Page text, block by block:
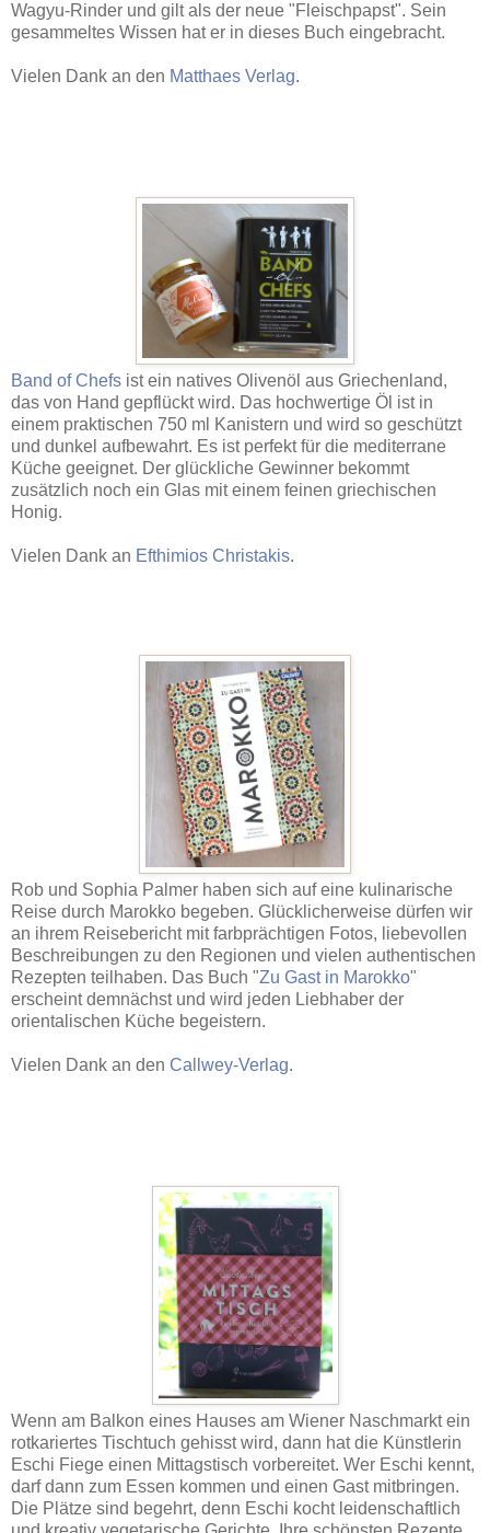
Wagyu-Rinder und gilt als der neue "Fleischpapst". Sein
gesammeltes Wissen hat er in dieses Buch eingebracht.
Vielen Dank an den Matthaes Verlag.
Band of Chefs ist ein natives Olivenöl aus Griechenland,
das von Hand gepflückt wird. Das hochwertige Öl ist in
einem praktischen 750 ml Kanistern und wird so geschützt
und dunkel aufbewahrt. Es ist perfekt für die mediterrane
Küche geeignet. Der glückliche Gewinner bekommt
zusätzlich noch ein Glas mit einem feinen griechischen
Honig.
Vielen Dank an Efthimios Christakis.
Rob und Sophia Palmer haben sich auf eine kulinarische
Reise durch Marokko begeben. Glücklicherweise dürfen wir
an ihrem Reisebericht mit farbprächtigen Fotos, liebevollen
Beschreibungen zu den Regionen und vielen authentischen
Rezepten teilhaben. Das Buch "Zu Gast in Marokko"
erscheint demnächst und wird jeden Liebhaber der
orientalischen Küche begeistern.
Vielen Dank an den Callwey-Verlag.
Wenn am Balkon eines Hauses am Wiener Naschmarkt ein
rotkariertes Tischtuch gehisst wird, dann hat die Künstlerin
Eschi Fiege einen Mittagstisch vorbereitet. Wer Eschi kennt,
darf dann zum Essen kommen und einen Gast mitbringen.
Die Plätze sind begehrt, denn Eschi kocht leidenschaftlich